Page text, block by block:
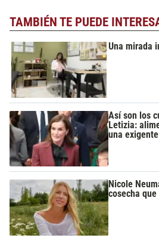
TAMBIÉN TE PUEDE
Una mirada
Así son los
Letizia:
una
Nicole
cosecha